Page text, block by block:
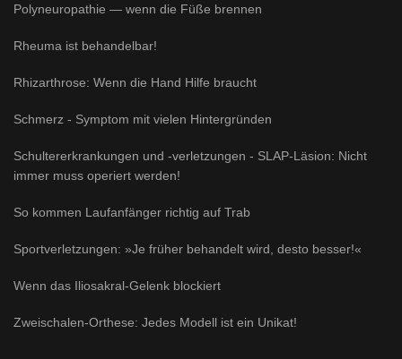
Polyneuropathie — wenn die Füße brennen
Rheuma ist behandelbar!
Rhizarthrose: Wenn die Hand Hilfe braucht
Schmerz - Symptom mit vielen Hintergründen
Schultererkrankungen und -verletzungen - SLAP-Läsion: Nicht
immer muss operiert werden!
So kommen Laufanfänger richtig auf Trab
Sportverletzungen: »Je früher behandelt wird, desto besser!«
Wenn das Iliosakral-Gelenk blockiert
Zweischalen-Orthese: Jedes Modell ist ein Unikat!